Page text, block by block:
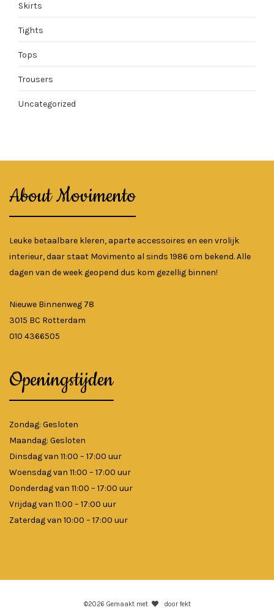
Skirts
Tights
Tops
Trousers
Uncategorized
About Movimento
Leuke betaalbare kleren, aparte accessoires en een vrolijk
interieur, daar staat Movimento al sinds 1986 om bekend. Alle
dagen van de week geopend dus kom gezellig binnen!
Nieuwe Binnenweg 78
3015 BC Rotterdam
010 4366505
Openingstijden
Zondag: Gesloten
Maandag: Gesloten
Dinsdag van 11:00 – 17:00 uur
Woensdag van 11:00 – 17:00 uur
Donderdag van 11:00 – 17:00 uur
Vrijdag van 11:00 – 17:00 uur
Zaterdag van 10:00 – 17:00 uur
©2026 Gemaakt met door fekt